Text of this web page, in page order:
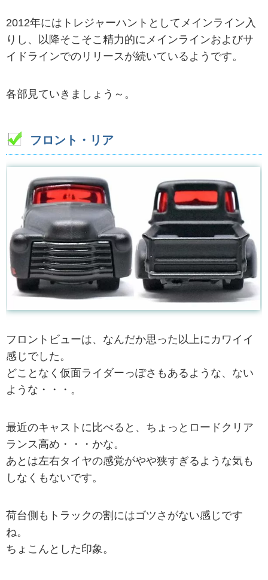
2012年にはトレジャーハントとしてメインライン入
りし、以降そこそこ精力的にメインラインおよびサ
イドラインでのリリースが続いているようです。
各部見ていきましょう～。
フロント・リア
フロントビューは、なんだか思った以上にカワイイ
感じでした。
どことなく仮面ライダーっぽさもあるような、ない
ような・・・。
最近のキャストに比べると、ちょっとロードクリア
ランス高め・・・かな。
あとは左右タイヤの感覚がやや狭すぎるような気も
しなくもないです。
荷台側もトラックの割にはゴツさがない感じです
ね。
ちょこんとした印象。